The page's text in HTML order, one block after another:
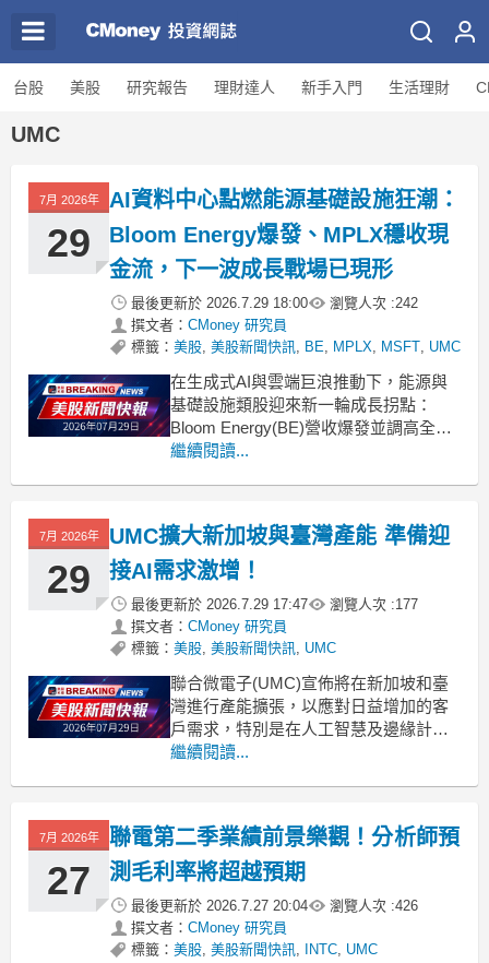
台股 美股 研究報告 理財達人 新手入門 生活理財
UMC
7月 2026年
29
AI資料中心點燃能源基礎設施狂潮：
Bloom Energy爆發、MPLX穩收現
金流，下一波成長戰場已現形
最後更新於 2026.7.29 18:00 瀏覽人次 :242
撰文者： CMoney 研究員
標籤： 美股, 美股新聞快訊, BE, MPLX, MSFT, UMC
在生成式AI與雲端巨浪推動下，能源與
基礎設施類股迎來新一輪成長拐點：
Bloom Energy(BE)營收爆發並調高全年
財測，管線與融資火力全開；中游管線
繼續閱讀...
7月 2026年
29
UMC擴大新加坡與臺灣產能 準備迎
接AI需求激增！
最後更新於 2026.7.29 17:47 瀏覽人次 :177
撰文者： CMoney 研究員
標籤： 美股, 美股新聞快訊, UMC
聯合微電子(UMC)宣佈將在新加坡和臺
灣進行產能擴張，以應對日益增加的客
戶需求，特別是在人工智慧及邊緣計算
領域。 .badgeprice-container {
gap: 1rem !important;
繼續閱讀...
7月 2026年
27
聯電第二季業績前景樂觀！分析師預
測毛利率將超越預期
最後更新於 2026.7.27 20:04 瀏覽人次 :426
撰文者： CMoney 研究員
標籤： 美股, 美股新聞快訊, INTC, UMC